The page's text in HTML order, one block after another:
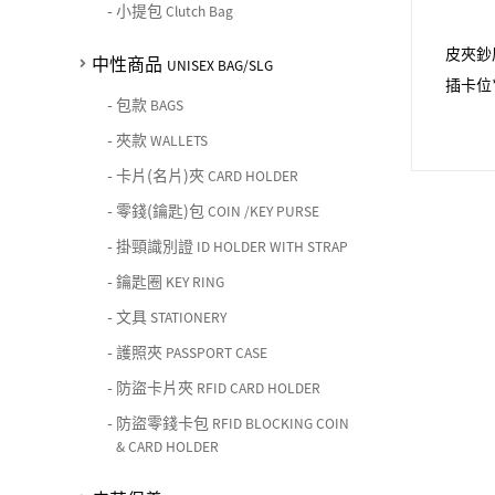
-小提包Clutch Bag
中性商品 UNISEX BAG/SLG
-包款 BAGS
-夾款WALLETS
-卡片(名片)夾CARD HOLDER
- 零錢(鑰匙)包COIN /KEY PURSE
-掛頸識別證 ID HOLDER WITH STRAP
-鑰匙圈 KEY RING
-文具STATIONERY
-護照夾 PASSPORT CASE
- 防盜卡片夾 RFID CARD HOLDER
- 防盜零錢卡包 RFID BLOCKING COIN
& CARD HOLDER
皮夾
插卡